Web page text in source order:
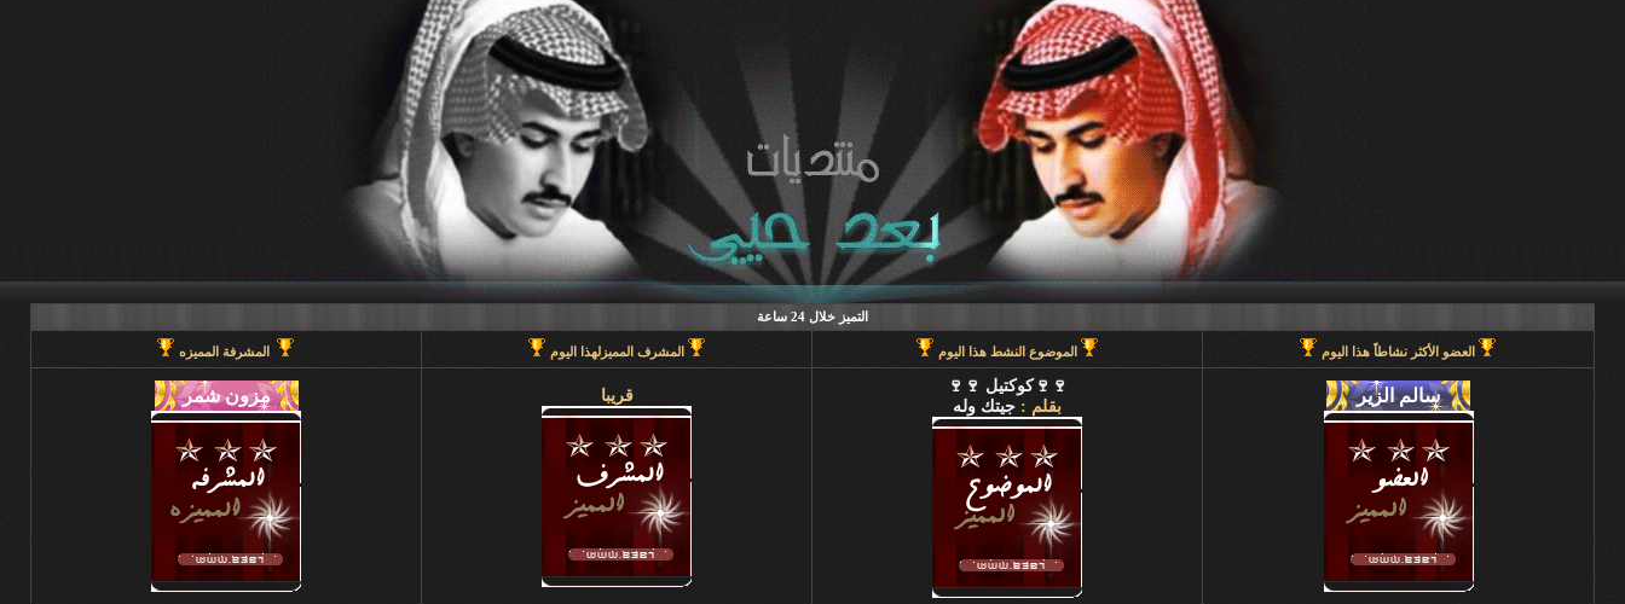
التميز خلال 24 ساعة
العضو الأكثر نشاطاً هذا اليوم الموضوع النشط هذا اليوم المشرف المميزلهذا اليوم المشرفة المميزه
🍷🍷كوكتيل 🍷🍷
بقلم : جيتك وله
قريبا